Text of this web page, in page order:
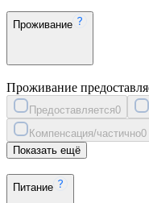
Проживание
Проживание
Предоставляется0
Компенсация/частично0
Показать ещё
Питание